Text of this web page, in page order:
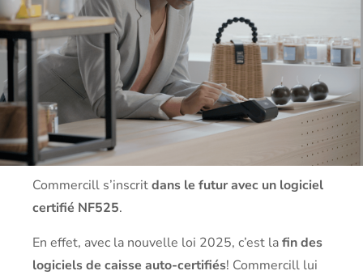
Commercill s’inscritdans le futur avec un logiciel
certifié NF525.
En effet, avec la nouvelle loi 2025, c’est lafin des
logiciels de caisse auto-certifiés! Commercill lui